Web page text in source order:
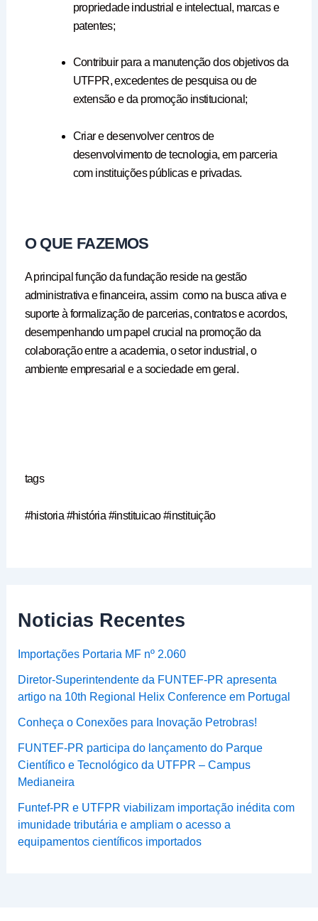
propriedade industrial e intelectual, marcas e
patentes;
Contribuir para a manutenção dos objetivos da
UTFPR, excedentes de pesquisa ou de
extensão e da promoção institucional;
Criar e desenvolver centros de
desenvolvimento de tecnologia, em parceria
com instituições públicas e privadas.
O QUE FAZEMOS
A principal função da fundação reside na gestão
administrativa e financeira, assim como na busca ativa e
suporte à formalização de parcerias, contratos e acordos,
desempenhando um papel crucial na promoção da
colaboração entre a academia, o setor industrial, o
ambiente empresarial e a sociedade em geral.
tags
#historia #história #instituicao #instituição
Noticias Recentes
Importações Portaria MF nº 2.060
Diretor-Superintendente da FUNTEF-PR apresenta
artigo na 10th Regional Helix Conference em Portugal
Conheça o Conexões para Inovação Petrobras!
FUNTEF-PR participa do lançamento do Parque
Científico e Tecnológico da UTFPR – Campus
Medianeira
Funtef-PR e UTFPR viabilizam importação inédita com
imunidade tributária e ampliam o acesso a
equipamentos científicos importados